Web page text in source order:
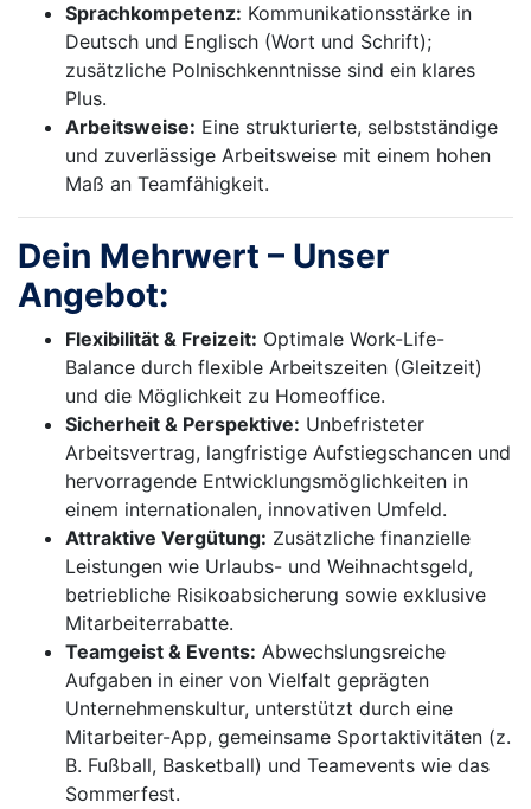
Sprachkompetenz: Kommunikationsstärke in
Deutsch und Englisch (Wort und Schrift);
zusätzliche Polnischkenntnisse sind ein klares
Plus.
Arbeitsweise: Eine strukturierte, selbstständige
und zuverlässige Arbeitsweise mit einem hohen
Maß an Teamfähigkeit.
Dein Mehrwert – Unser
Angebot:
Flexibilität & Freizeit: Optimale Work-Life-
Balance durch flexible Arbeitszeiten (Gleitzeit)
und die Möglichkeit zu Homeoffice.
Sicherheit & Perspektive: Unbefristeter
Arbeitsvertrag, langfristige Aufstiegschancen und
hervorragende Entwicklungsmöglichkeiten in
einem internationalen, innovativen Umfeld.
Attraktive Vergütung: Zusätzliche finanzielle
Leistungen wie Urlaubs- und Weihnachtsgeld,
betriebliche Risikoabsicherung sowie exklusive
Mitarbeiterrabatte.
Teamgeist & Events: Abwechslungsreiche
Aufgaben in einer von Vielfalt geprägten
Unternehmenskultur, unterstützt durch eine
Mitarbeiter-App, gemeinsame Sportaktivitäten (z.
B. Fußball, Basketball) und Teamevents wie das
Sommerfest.